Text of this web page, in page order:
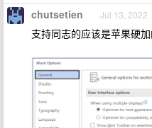
chutsetien Jul 13, 2022
支持同志的应该是苹果硬